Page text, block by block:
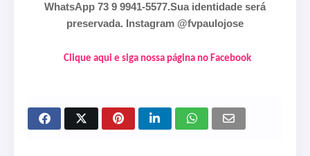
WhatsApp 73 9 9941-5577.Sua identidade será
preservada. Instagram @fvpaulojose
Clique aqui e siga nossa página no Facebook